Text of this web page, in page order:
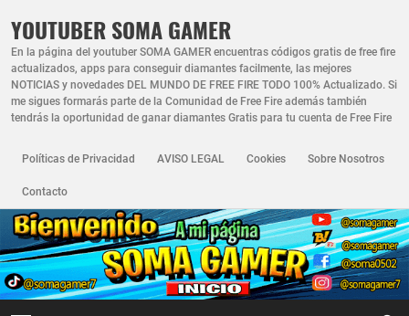
YOUTUBER SOMA GAMER
En la página del youtuber SOMA GAMER encuentras códigos gratis de free fire
actualizados, apps para conseguir diamantes facilmente, las mejores
NOTICIAS y novedades DEL MUNDO DE FREE FIRE TODO 100% Actualizado. Si
me sigues formarás parte de la Comunidad de Free Fire además también
tendrás la oportunidad de ganar diamantes Gratis para tu cuenta de Free Fire
Políticas de Privacidad AVISO LEGAL Cookies Sobre Nosotros
Contacto